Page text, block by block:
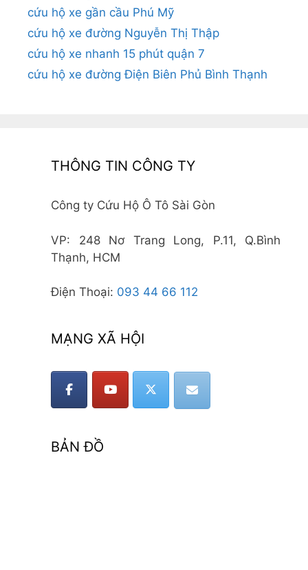
cứu hộ xe gần cầu Phú Mỹ
cứu hộ xe đường Nguyễn Thị Thập
cứu hộ xe nhanh 15 phút quận 7
cứu hộ xe đường Điện Biên Phủ Bình Thạnh
THÔNG TIN CÔNG TY
Công ty Cứu Hộ Ô Tô Sài Gòn
VP: 248 Nơ Trang Long, P.11, Q.Bình
Thạnh, HCM
Điện Thoại: 093 44 66 112
MẠNG XÃ HỘI
BẢN ĐỒ